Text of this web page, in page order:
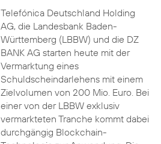
Telefónica Deutschland Holding
AG, die Landesbank Baden-
Württemberg (LBBW) und die DZ
BANK AG starten heute mit der
Vermarktung eines
Schuldscheindarlehens mit einem
Zielvolumen von 200 Mio. Euro. Bei
einer von der LBBW exklusiv
vermarkteten Tranche kommt dabei
durchgängig Blockchain-